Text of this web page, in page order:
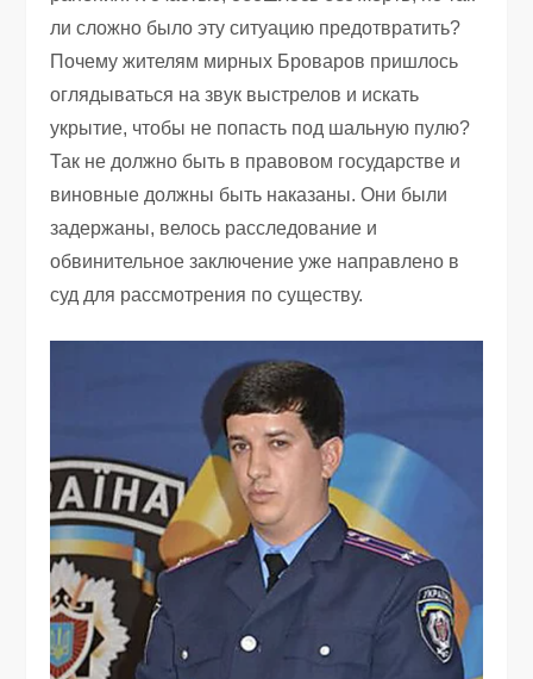
ли сложно было эту ситуацию предотвратить?
Почему жителям мирных Броваров пришлось
оглядываться на звук выстрелов и искать
укрытие, чтобы не попасть под шальную пулю?
Так не должно быть в правовом государстве и
виновные должны быть наказаны. Они были
задержаны, велось расследование и
обвинительное заключение уже направлено в
суд для рассмотрения по существу.